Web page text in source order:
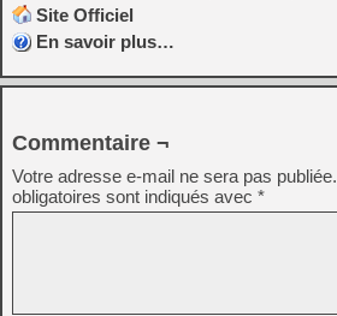
Site Officiel
En savoir plus…
Commentaire ¬
Votre adresse e-mail ne sera pas publiée.
obligatoires sont indiqués avec *